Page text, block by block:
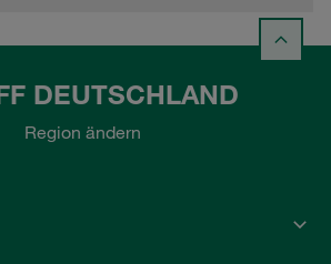
DEUTSCHLAND
Region ändern